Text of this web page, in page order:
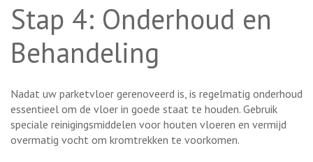
Stap 4: Onderhoud en
Behandeling
Nadat uw parketvloer gerenoveerd is, is regelmatig onderhoud
essentieel om de vloer in goede staat te houden. Gebruik
speciale reinigingsmiddelen voor houten vloeren en vermijd
overmatig vocht om kromtrekken te voorkomen.